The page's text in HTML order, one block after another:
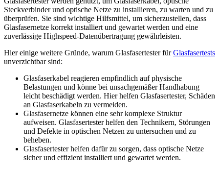
Steckverbinder und optische Netze zu installieren, zu warten und zu
überprüfen. Sie sind wichtige Hilfsmittel, um sicherzustellen, dass
Glasfasernetze korrekt installiert und gewartet werden und eine
zuverlässige Highspeed-Datenübertragung gewährleisten.
Hier einige weitere Gründe, warum Glasfasertester fürGlasfasertests
unverzichtbar sind:
Glasfaserkabel reagieren empfindlich auf physische
Belastungen und könne bei unsachgemäßer Handhabung
leicht beschädigt werden. Hier helfen Glasfasertester, Schäden
an Glasfaserkabeln zu vermeiden.
Glasfasernetze können eine sehr komplexe Struktur
aufweisen. Glasfasertester helfen den Technikern, Störungen
und Defekte in optischen Netzen zu untersuchen und zu
beheben.
Glasfasertester helfen dafür zu sorgen, dass optische Netze
sicher und effizient installiert und gewartet werden.